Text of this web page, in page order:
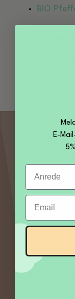
BIO
Unsere
zum BIO-
+49
von Mo – Fr
Uhr
E-
Anrede
Email